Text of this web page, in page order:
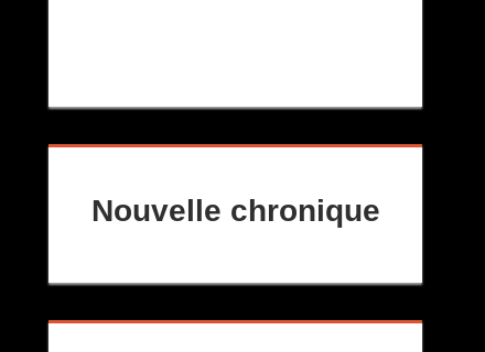
Nouvelle chronique